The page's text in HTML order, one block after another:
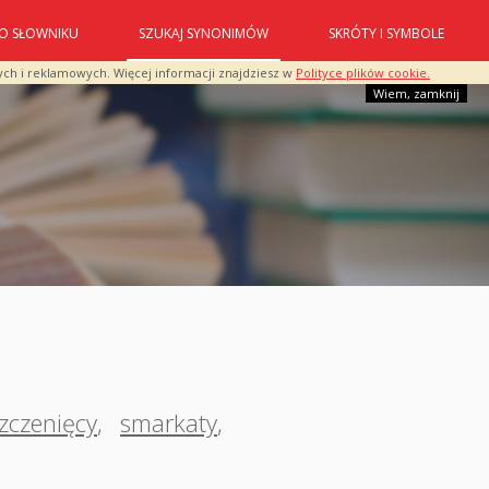
i reklamowych. Więcej informacji znajdziesz w Polityce plików cookie.
Wiem, zamknij
O SŁOWNIKU SZUKAJ SYNONIMÓW SKRÓTY I SYMBOLE
, smarkaty,